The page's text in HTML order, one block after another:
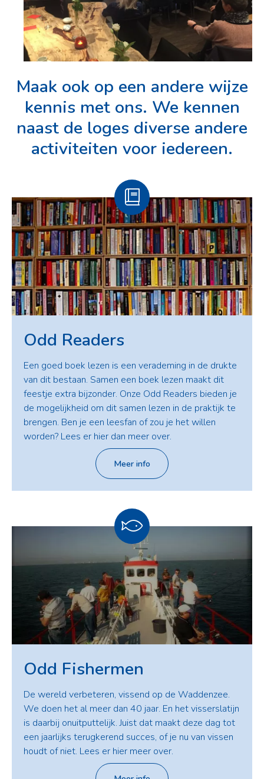
Maak ook op een andere wijze
kennis met ons. We kennen
naast de loges diverse andere
activiteiten voor iedereen.
Odd Readers
Een goed boek lezen is een verademing in de drukte
van dit bestaan. Samen een boek lezen maakt dit
feestje extra bijzonder. Onze Odd Readers bieden je
de mogelijkheid om dit samen lezen in de praktijk te
brengen. Ben je een leesfan of zou je het willen
worden? Lees er hier dan meer over.
Meer info
Odd Fishermen
De wereld verbeteren, vissend op de Waddenzee.
We doen het al meer dan 40 jaar. En het visserslatijn
is daarbij onuitputtelijk. Juist dat maakt deze dag tot
een jaarlijks terugkerend succes, of je nu van vissen
houdt of niet. Lees er hier meer over.